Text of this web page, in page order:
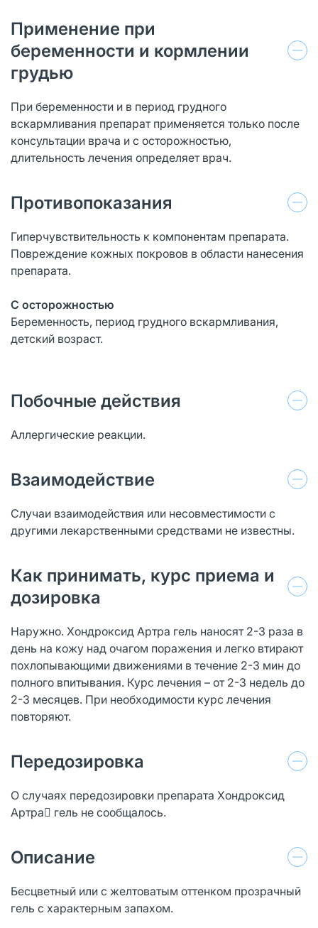
Применение при
беременности и кормлении
грудью
При беременности и в период грудного
вскармливания препарат применяется только после
консультации врача и с осторожностью,
длительность лечения определяет врач.
Противопоказания
Гиперчувствительность к компонентам препарата.
Повреждение кожных покровов в области нанесения
препарата.
С осторожностью
Беременность, период грудного вскармливания,
детский возраст.
Побочные действия
Аллергические реакции.
Взаимодействие
Случаи взаимодействия или несовместимости с
другими лекарственными средствами не известны.
Как принимать, курс приема и
дозировка
Наружно. Хондроксид Артра гель наносят 2-3 раза в
день на кожу над очагом поражения и легко втирают
похлопывающими движениями в течение 2-3 мин до
полного впитывания. Курс лечения – от 2-3 недель до
2-3 месяцев. При необходимости курс лечения
повторяют.
Передозировка
О случаях передозировки препарата Хондроксид
Артра гель не сообщалось.
Описание
Бесцветный или с желтоватым оттенком прозрачный
гель с характерным запахом.